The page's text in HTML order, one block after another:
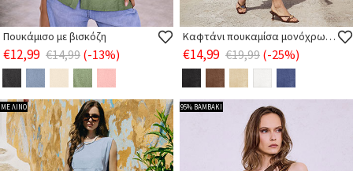
Πουκάμισο με βισκόζη
€12,99 €14,99 (-13%)
Καφτάνι πουκαμίσα μονόχρωμο
€14,99 €19,99 (-25%)
ΜΕ ΛΙΝΟ 95% ΒΑΜΒΑΚΙ